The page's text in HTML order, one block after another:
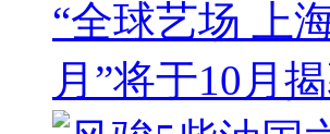
“全球艺场 上
月”将于10月